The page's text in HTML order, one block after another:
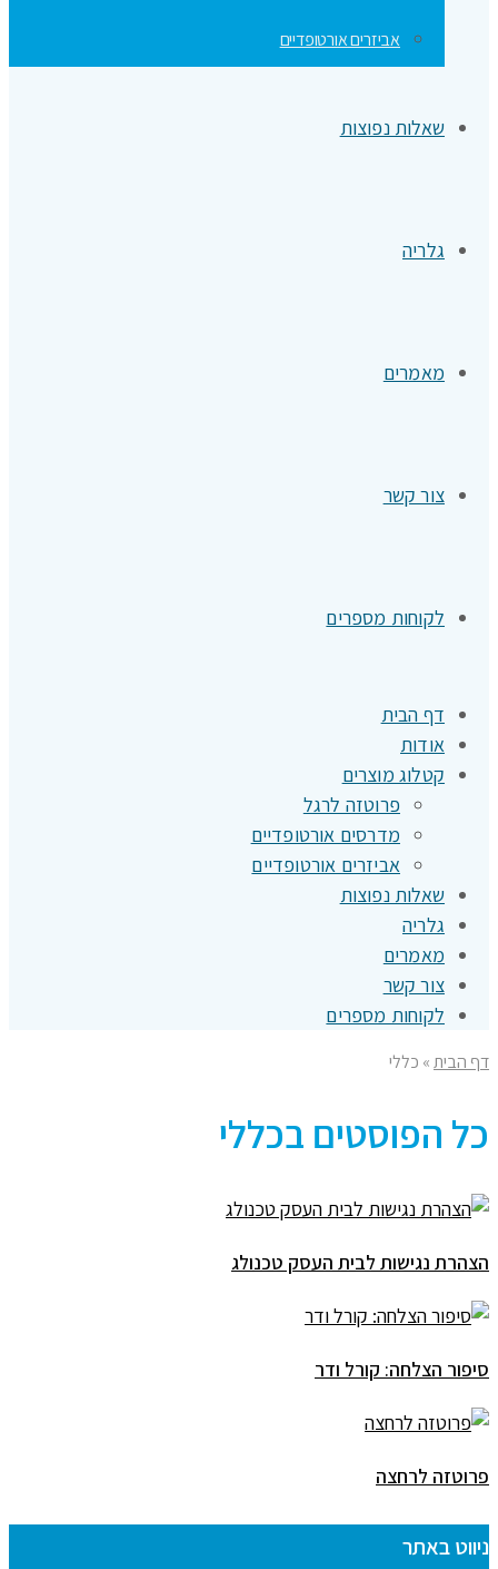
אביזרים אורטופדיים
שאלות נפוצות
גלריה
מאמרים
צור קשר
לקוחות מספרים
דף הבית
אודות
קטלוג מוצרים
פרוטזה לרגל
מדרסים אורטופדיים
אביזרים אורטופדיים
שאלות נפוצות
גלריה
מאמרים
צור קשר
לקוחות מספרים
דף הבית» כללי
כל הפוסטים בכללי
הצהרת נגישות לבית העסק טכנולג
סיפור הצלחה: קורל ודר
פרוטזה לרחצה
ניווט באתר